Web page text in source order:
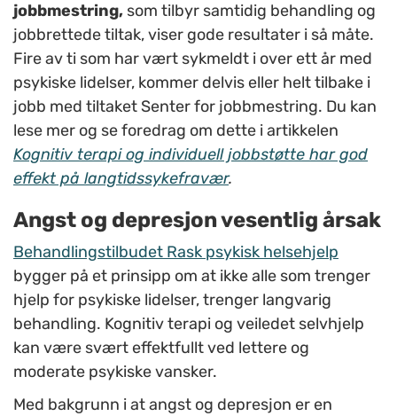
jobbmestring, som tilbyr samtidig behandling og
jobbrettede tiltak, viser gode resultater i så måte.
Fire av ti som har vært sykmeldt i over ett år med
psykiske lidelser, kommer delvis eller helt tilbake i
jobb med tiltaket Senter for jobbmestring. Du kan
lese mer og se foredrag om dette i artikkelen
Kognitiv terapi og individuell jobbstøtte har god
effekt på langtidssykefravær.
Angst og depresjon vesentlig årsak
Behandlingstilbudet Rask psykisk helsehjelp
bygger på et prinsipp om at ikke alle som trenger
hjelp for psykiske lidelser, trenger langvarig
behandling. Kognitiv terapi og veiledet selvhjelp
kan være svært effektfullt ved lettere og
moderate psykiske vansker.
Med bakgrunn i at angst og depresjon er en